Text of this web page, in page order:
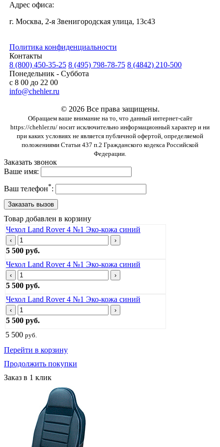
Адрес офиса:
г. Москва, 2-я Звенигородская улица, 13с43
Политика конфиденциальности
Контакты
8 (800) 450-35-25 8 (495) 798-78-75 8 (4842) 210-500
Понедельник - Суббота
с 8 00 до 22 00
info@chehler.ru
© 2026 Все права защищены.
Обращаем ваше внимание на то, что данный интернет-сайт
https://chehler.ru/ носит исключительно информационный характер и ни
при каких условиях не является публичной офертой, определяемой
положениями Статьи 437 п.2 Гражданского кодекса Российской
Федерации.
Заказать звонок
Ваше имя:
Ваш телефон*:
Товар добавлен в корзину
Чехол Land Rover 4 №1 Эко-кожа синий
‹ ›
5 500 руб.
Чехол Land Rover 4 №1 Эко-кожа синий
‹ ›
5 500 руб.
Чехол Land Rover 4 №1 Эко-кожа синий
‹ ›
5 500 руб.
5 500 руб.
Перейти в корзину
Продолжить покупки
Заказ в 1 клик